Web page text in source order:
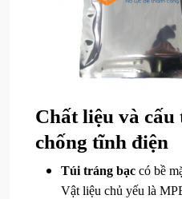
Chất liệu và cấu
chống tĩnh điện
Túi tráng bạc có bề
Vật liệu chủ yếu là